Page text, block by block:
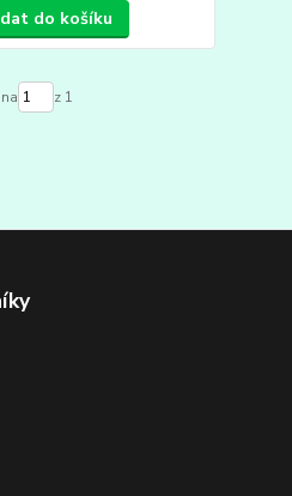
do košíku
z 1